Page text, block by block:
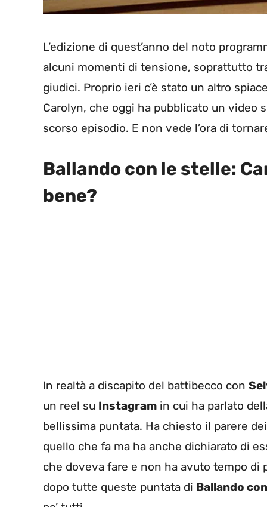
L’edizione di quest’anno del noto
alcuni momenti di tensione, soprattutto
giudici. Proprio ieri c’è stato un altro
Carolyn, che oggi ha pubblicato un video
scorso episodio. E non vede l’ora di
Ballando con le stelle:
bene?
In realtà a discapito del battibecco con
un reel su Instagram in cui ha parlato
bellissima puntata. Ha chiesto il parere
quello che fa ma ha anche dichiarato di
che doveva fare e non ha avuto tempo
dopo tutte queste puntata di Ballando